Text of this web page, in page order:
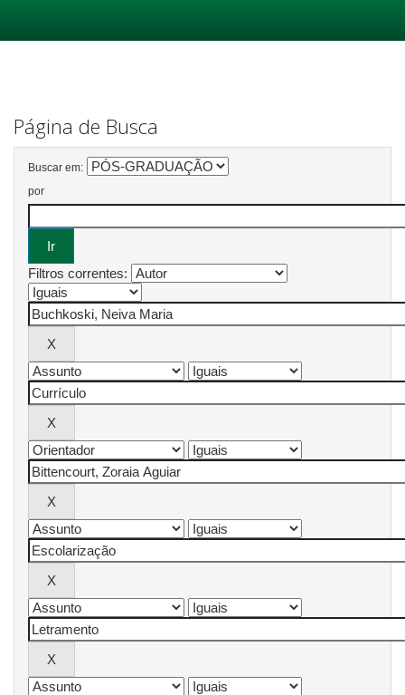
Página de Busca
Buscar em:
por
Filtros correntes: